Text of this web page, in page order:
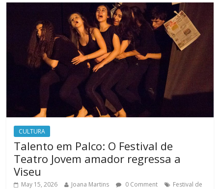
CULTURA
Talento em Palco: O Festival de
Teatro Jovem amador regressa a
Viseu
May 15, 2026 Joana Martins 0 Comment
Festival de